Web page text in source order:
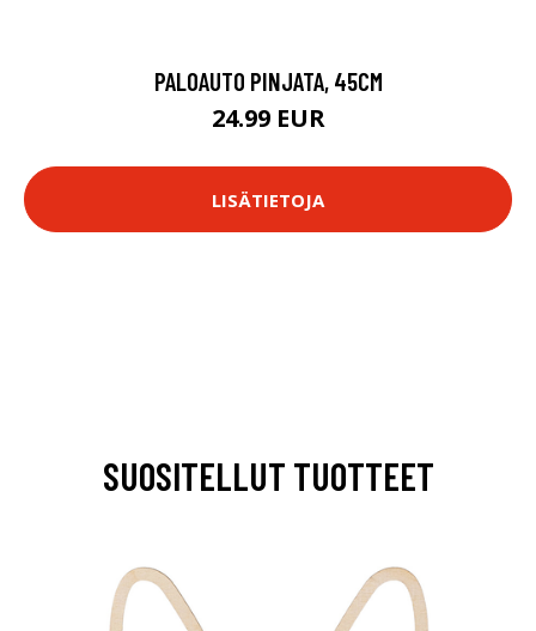
PALOAUTO PINJATA, 45CM
24.99 EUR
LISÄTIETOJA
SUOSITELLUT TUOTTEET